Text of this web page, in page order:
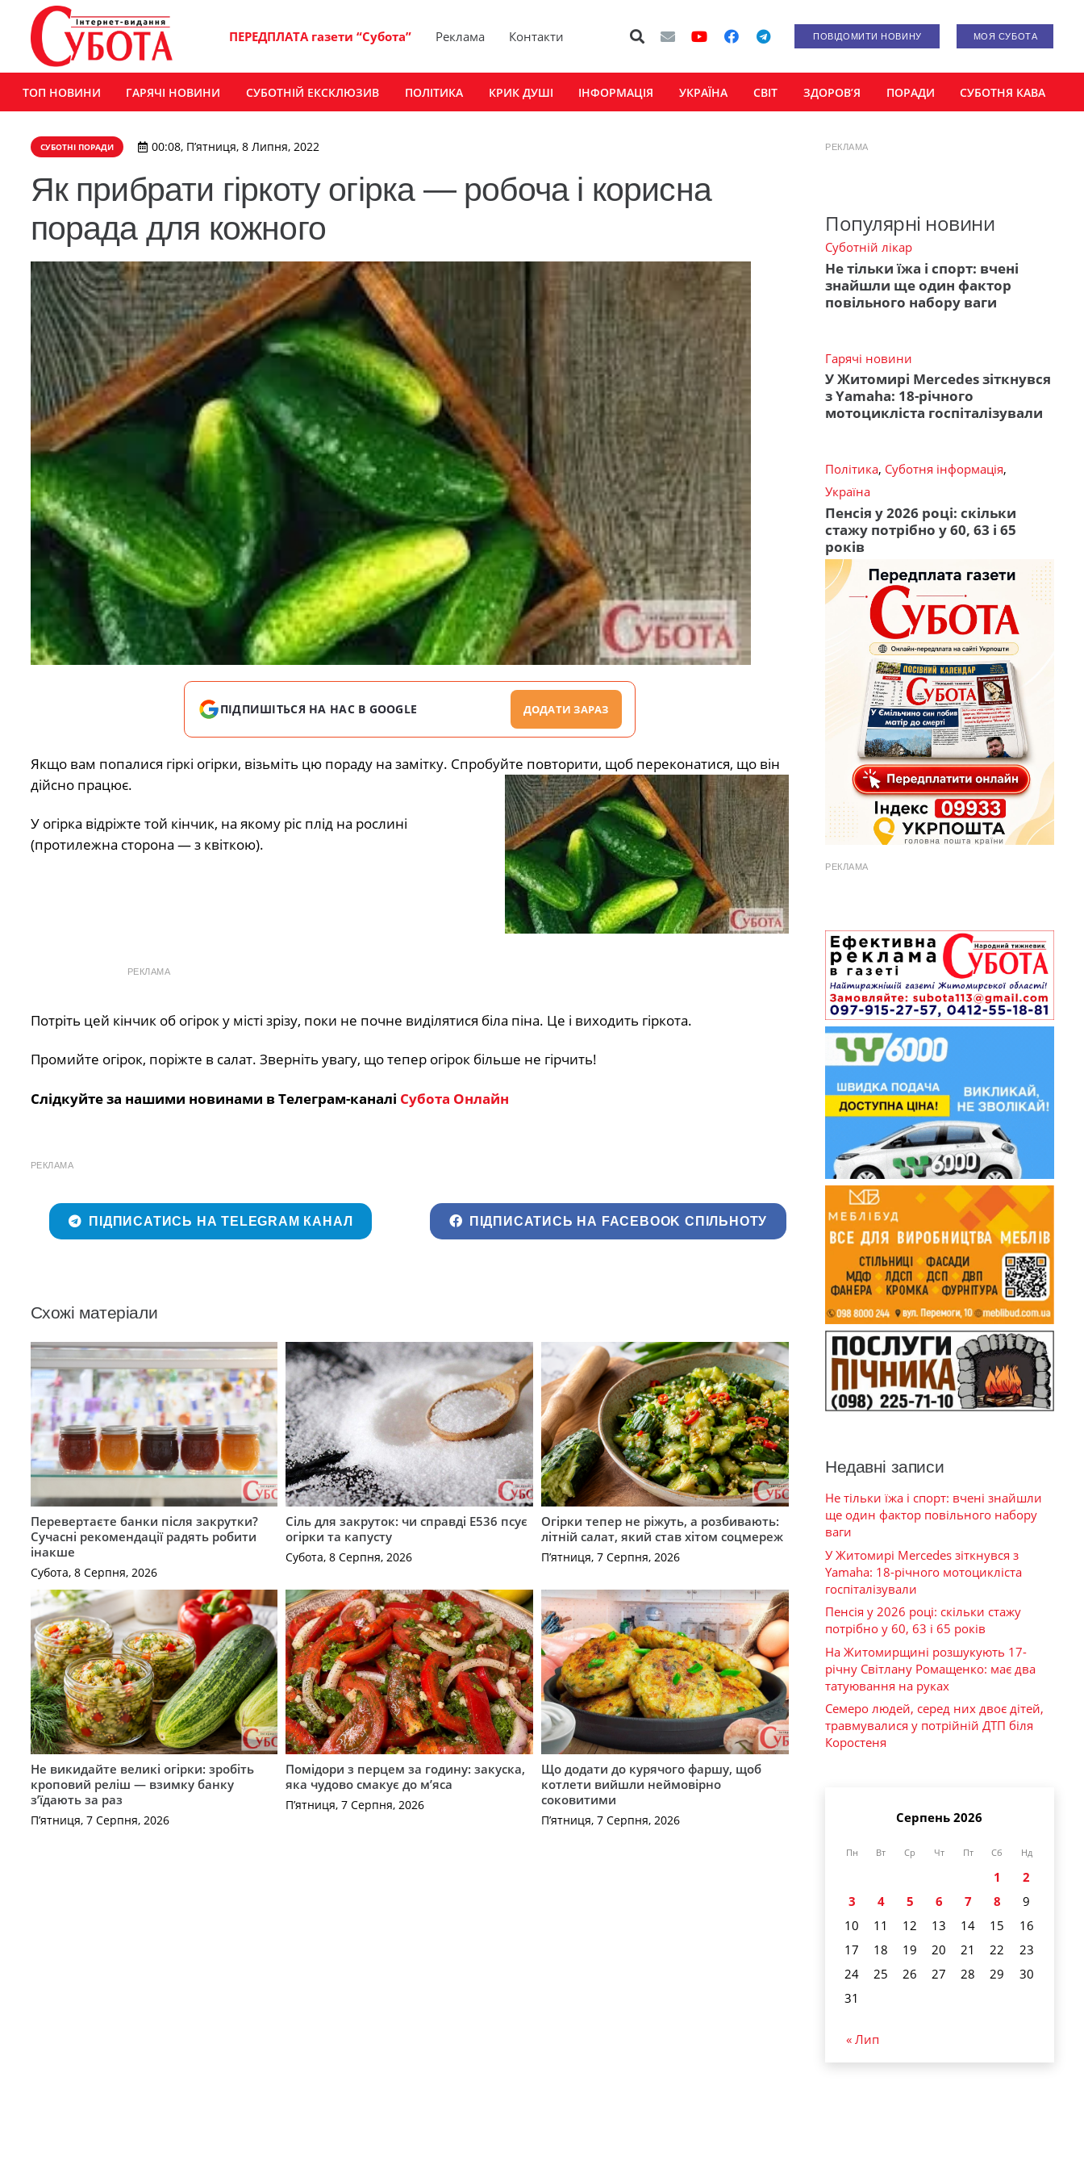
ПЕРЕДПЛАТА газети “Субота” Реклама Контакти ПОВІДОМИТИ НОВИНУ МОЯ СУБОТА
ТОП НОВИНИ ГАРЯЧІ НОВИНИ СУБОТНІЙ ЕКСКЛЮЗИВ ПОЛІТИКА КРИК ДУШІ ІНФОРМАЦІЯ УКРАЇНА СВІТ ЗДОРОВ’Я ПОРАДИ СУБОТНЯ КАВА
СУБОТНІ ПОРАДИ 00:08, П’ятниця, 8 Липня, 2022
Як прибрати гіркоту огірка — робоча і корисна
порада для кожного
ПІДПИШІТЬСЯ НА НАС В GOOGLE ДОДАТИ ЗАРАЗ
Якщо вам попалися гіркі огірки, візьміть цю пораду на замітку. Спробуйте повторити, щоб переконатися, що він
дійсно працює.
У огірка відріжте той кінчик, на якому ріс плід на рослині
(протилежна сторона — з квіткою).
РЕКЛАМА
Потріть цей кінчик об огірок у місті зрізу, поки не почне виділятися біла піна. Це і виходить гіркота.
Промийте огірок, поріжте в салат. Зверніть увагу, що тепер огірок більше не гірчить!
Слідкуйте за нашими новинами в Телеграм-каналі Субота Онлайн
РЕКЛАМА
ПІДПИСАТИСЬ НА TELEGRAM КАНАЛ ПІДПИСАТИСЬ НА FACEBOOK СПІЛЬНОТУ
Схожі матеріали
Перевертаєте банки після закрутки?
Сучасні рекомендації радять робити
інакше
Субота, 8 Серпня, 2026
Сіль для закруток: чи справді Е536 псує
огірки та капусту
Субота, 8 Серпня, 2026
Огірки тепер не ріжуть, а розбивають:
літній салат, який став хітом соцмереж
П’ятниця, 7 Серпня, 2026
Не викидайте великі огірки: зробіть
кроповий реліш — взимку банку
з’їдають за раз
П’ятниця, 7 Серпня, 2026
Помідори з перцем за годину: закуска,
яка чудово смакує до м’яса
П’ятниця, 7 Серпня, 2026
Що додати до курячого фаршу, щоб
котлети вийшли неймовірно
соковитими
П’ятниця, 7 Серпня, 2026
РЕКЛАМА
Популярні новини
Суботній лікар
Не тільки їжа і спорт: вчені
знайшли ще один фактор
повільного набору ваги
Гарячі новини
У Житомирі Mercedes зіткнувся
з Yamaha: 18-річного
мотоцикліста госпіталізували
Політика, Суботня інформація,
Україна
Пенсія у 2026 році: скільки
стажу потрібно у 60, 63 і 65
років
РЕКЛАМА
Недавні записи
Не тільки їжа і спорт: вчені знайшли
ще один фактор повільного набору
ваги
У Житомирі Mercedes зіткнувся з
Yamaha: 18-річного мотоцикліста
госпіталізували
Пенсія у 2026 році: скільки стажу
потрібно у 60, 63 і 65 років
На Житомирщині розшукують 17-
річну Світлану Ромащенко: має два
татуювання на руках
Семеро людей, серед них двоє дітей,
травмувалися у потрійній ДТП біля
Коростеня
Серпень 2026
Пн Вт Ср Чт Пт Сб Нд
1
2
3
4 5 6 7 8
9
10
11 12 13 14 15
16
17
18 19 20 21 22
23
24
25 26 27 28 29
30
31
« Лип